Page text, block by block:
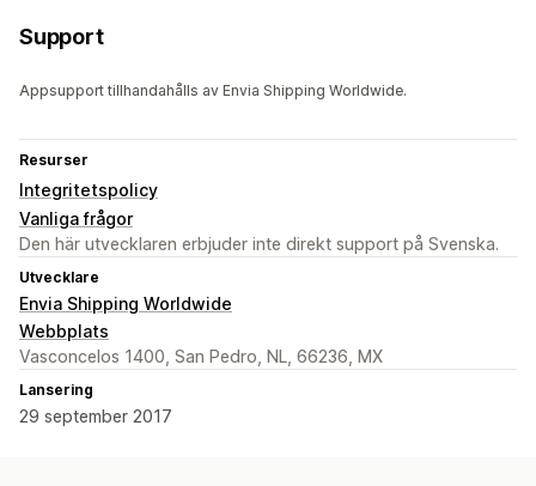
Support
Appsupport tillhandahålls av Envia Shipping Worldwide.
Resurser
Integritetspolicy
Vanliga frågor
Den här utvecklaren erbjuder inte direkt support på Svenska.
Utvecklare
Envia Shipping Worldwide
Webbplats
Vasconcelos 1400, San Pedro, NL, 66236, MX
Lansering
29 september 2017